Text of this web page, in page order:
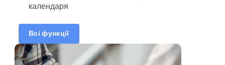
календар
календаря
Всі функції